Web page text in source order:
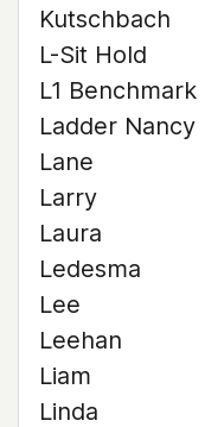
Kutschbach
L-Sit Hold
L1 Benchmark
Ladder Nancy
Lane
Larry
Laura
Ledesma
Lee
Leehan
Liam
Linda